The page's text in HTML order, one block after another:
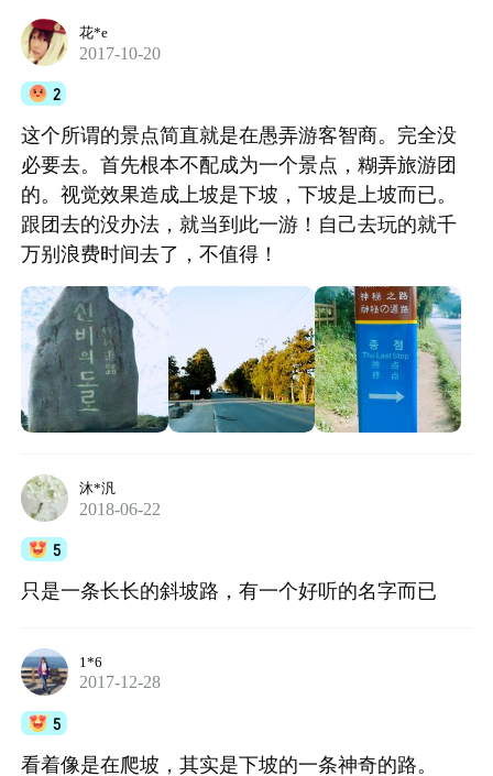
花*e
2017-10-20
2
这个所谓的景点简直就是在愚弄游客智商。完全没
必要去。首先根本不配成为一个景点，糊弄旅游团
的。视觉效果造成上坡是下坡，下坡是上坡而已。
跟团去的没办法，就当到此一游！自己去玩的就千
万别浪费时间去了，不值得！
沐*汎
2018-06-22
5
只是一条长长的斜坡路，有一个好听的名字而已
1*6
2017-12-28
5
看着像是在爬坡，其实是下坡的一条神奇的路。